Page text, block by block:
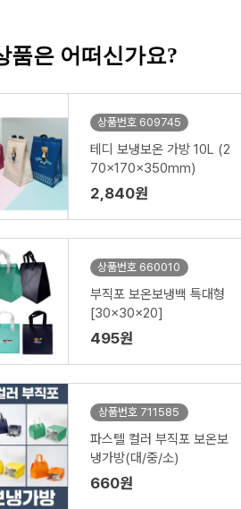
품은 어떠신가요?
상품번호 609745
테디 보냉보온 가방 10L (2
70x170x350mm)
2,840원
상품번호 660010
부직포 보온보냉백 특대형
[30x30x20]
495원
상품번호 711585
파스텔 컬러 부직포 보온보
냉가방(대/중/소)
660원